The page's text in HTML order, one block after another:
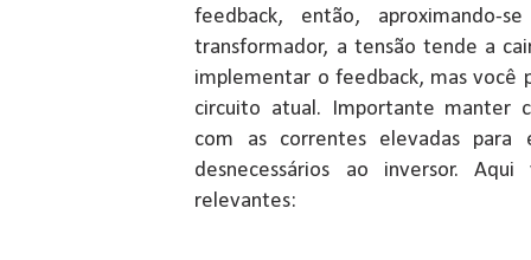
feedback, então, aproximando-
transformador, a tensão tende a
implementar o feedback, mas você
circuito atual. Importante manter
com as correntes elevadas para
desnecessários ao inversor. Aqui
relevantes: